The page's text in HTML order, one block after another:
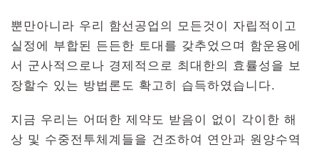
뿐만아니라 우리 함선공업의 모든것이 자립적이고
실정에 부합된 든든한 토대를 갖추었으며 함운용에
서 군사적으로나 경제적으로 최대한의 효률성을 보
장할수 있는 방법론도 확고히 습득하였습니다.
지금 우리는 어떠한 제약도 받음이 없이 각이한 해
상 및 수중전투체계들을 건조하여 연안과 원양수역